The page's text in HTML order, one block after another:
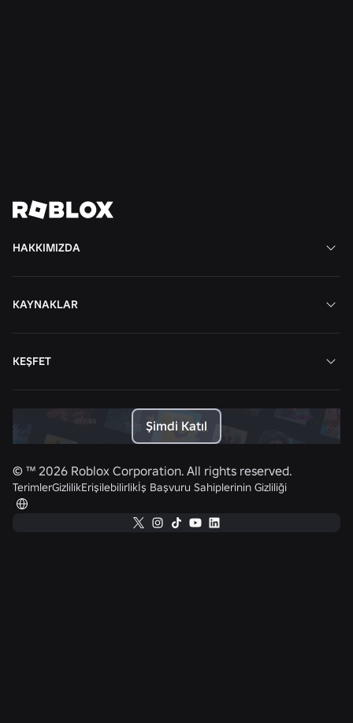
Tüm Haberleri Görüntüle
HAKKIMIZDA
KAYNAKLAR
KEŞFET
Şimdi Katıl
© ™ 2026 Roblox Corporation. All rights reserved.
TerimlerGizlilikErişilebilirlikİş Başvuru Sahiplerinin Gizliliği